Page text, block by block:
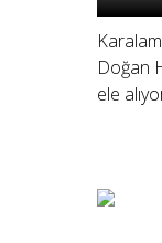
Doğan
ele